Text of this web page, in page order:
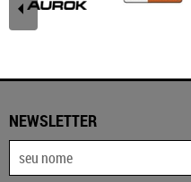
NEWSLETTER